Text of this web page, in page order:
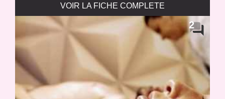
VOIR LA FICHE COMPLETE
2